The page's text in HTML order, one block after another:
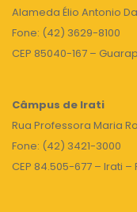
Alameda Élio Antonio
Fone: (42) 3629-8100
CEP 85040-167 –
Câmpus de Irati
Rua Professora Maria
Fone: (42) 3421-3000
CEP 84.505-677 – Irati –